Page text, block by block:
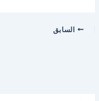
السابق